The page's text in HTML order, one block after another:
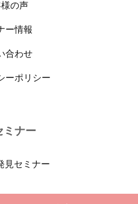
の声
ー情報
合わせ
ーポリシー
ミナー
見セミナー